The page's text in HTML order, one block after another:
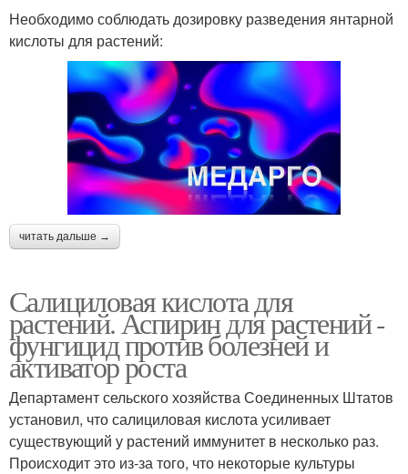
Необходимо соблюдать дозировку разведения янтарной
кислоты для растений:
читать дальше →
Салициловая кислота для
растений. Аспирин для растений -
фунгицид против болезней и
активатор роста
Департамент сельского хозяйства Соединенных Штатов
установил, что салициловая кислота усиливает
существующий у растений иммунитет в несколько раз.
Происходит это из-за того, что некоторые культуры